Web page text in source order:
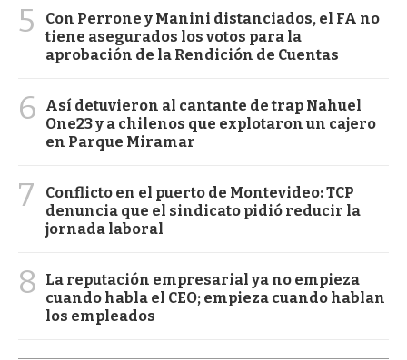
5
Con Perrone y Manini distanciados, el FA no
tiene asegurados los votos para la
aprobación de la Rendición de Cuentas
6
Así detuvieron al cantante de trap Nahuel
One23 y a chilenos que explotaron un cajero
en Parque Miramar
7
Conflicto en el puerto de Montevideo: TCP
denuncia que el sindicato pidió reducir la
jornada laboral
8
La reputación empresarial ya no empieza
cuando habla el CEO; empieza cuando hablan
los empleados